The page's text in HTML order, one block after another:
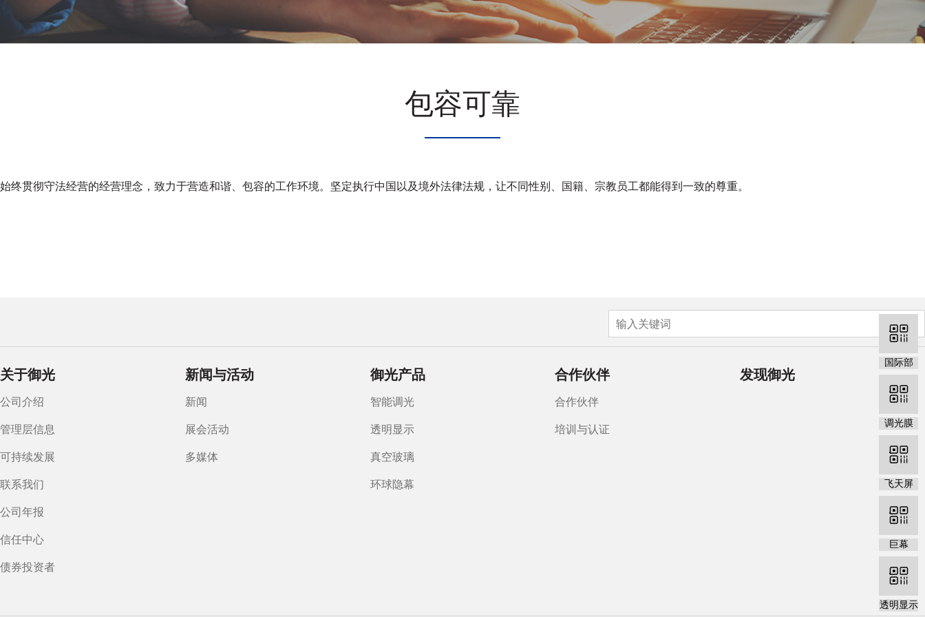
包容可靠
始终贯彻守法经营的经营理念，致力于营造和谐、包容的工作环境。坚定执行中国以及境外法律法规，让不同性别、国籍、宗教员工都能得到一致的尊重。
国际部
调光膜
飞天屏
巨幕
透明显示
关于御光
公司介绍
管理层信息
可持续发展
联系我们
公司年报
信任中心
债券投资者
新闻与活动
新闻
展会活动
多媒体
御光产品
智能调光
透明显示
真空玻璃
环球隐幕
合作伙伴
合作伙伴
培训与认证
发现御光